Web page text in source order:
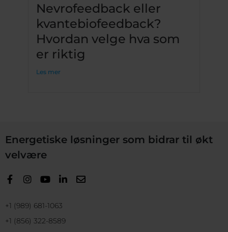
Nevrofeedback eller
kvantebiofeedback?
Hvordan velge hva som
er riktig
Les mer
Energetiske løsninger som bidrar til økt
velvære
+1 (989) 681-1063
+1 (856) 322-8589